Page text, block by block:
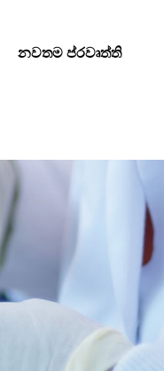
නවතම ප්රවෘත්ති